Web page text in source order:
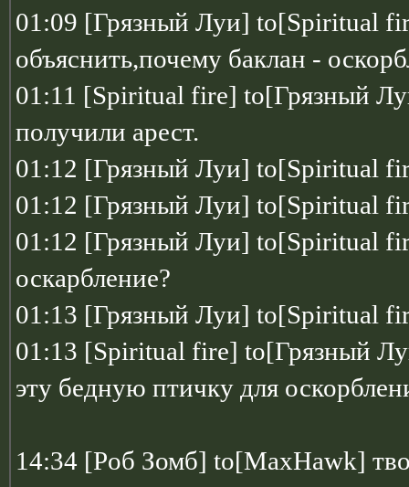
01:09 [Грязный Луи] to[Spiritual
объяснить,почему баклан -
01:11 [Spiritual fire] to[Грязный
получили арест.
01:12 [Грязный Луи] to[Spiritual
01:12 [Грязный Луи] to[Spiritual
01:12 [Грязный Луи] to[Spiritual
оскарбление?
01:13 [Грязный Луи] to[Spiritual
01:13 [Spiritual fire] to[Грязный
эту бедную птичку для
14:34 [Pоб Зомб] to[MaxHawk]